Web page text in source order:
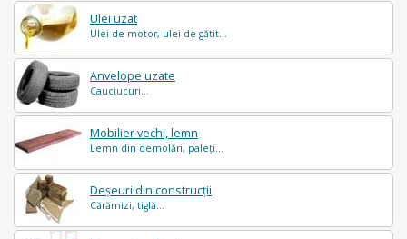
Ulei uzat
Ulei de motor, ulei de gătit...
Anvelope uzate
Cauciucuri...
Mobilier vechi, lemn
Lemn din demolări, paleți...
Deșeuri din construcții
Cărămizi, tiglă...